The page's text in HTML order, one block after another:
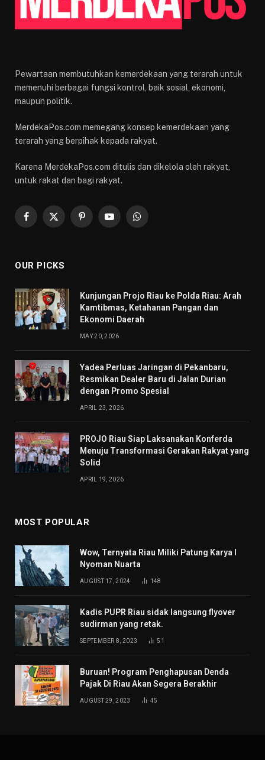
Pewartaan membutuhkan kemerdekaan yang terarah untuk
memenuhi berbagai fungsi kontrol, baik sosial, ekonomi,
maupun politik.
MerdekaPos.com memegang konsep kemerdekaan yang
terarah yang berpihak kepada rakyat.
Karena MerdekaPos.com ditulis dan dikelola oleh rakyat,
untuk rakat dan bagi rakyat.
Facebook
X
PinterestYouTubeWhatsApp
OUR PICKS
Kunjungan Projo Riau ke Polda Riau: Arah
Kamtibmas, Ketahanan Pangan dan
Ekonomi Daerah
MAY 20, 2026
Yadea Perluas Jaringan di Pekanbaru,
Resmikan Dealer Baru di Jalan Durian
dengan Promo Spesial
APRIL 23, 2026
PROJO Riau Siap Laksanakan Konferda
Menuju Transformasi Gerakan Rakyat yang
Solid
APRIL 19, 2026
MOST POPULAR
Wow, Ternyata Riau Miliki Patung Karya I
Nyoman Nuarta
AUGUST 17, 2024 148
Kadis PUPR Riau sidak langsung flyover
sudirman yang retak.
SEPTEMBER 8, 2023 51
Buruan! Program Penghapusan Denda
Pajak Di Riau Akan Segera Berakhir
AUGUST 29, 2023 45